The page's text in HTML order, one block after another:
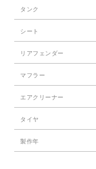
タンク
シート
リアフェンダー
マフラー
エアクリーナー
タイヤ
製作年